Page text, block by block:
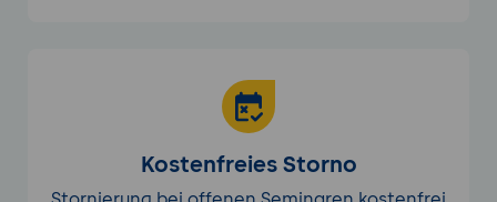
Kostenfreies Storno